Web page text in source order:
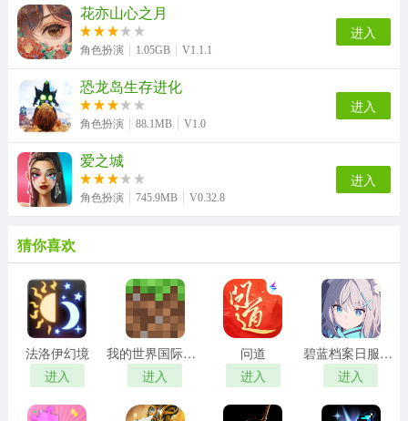
花亦山心之月
角色扮演 1.05GB V1.1.1
进入
恐龙岛生存进化
角色扮演 88.1MB V1.0
进入
爱之城
角色扮演 745.9MB V0.32.8
进入
猜你喜欢
法洛伊幻境
进入
我的世界国际服手机版
进入
问道
进入
碧蓝档案日服正版
进入